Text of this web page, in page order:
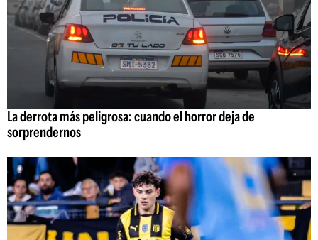
La derrota más peligrosa: cuando el horror deja de
sorprendernos